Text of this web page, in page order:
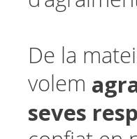
De la
volem
seves